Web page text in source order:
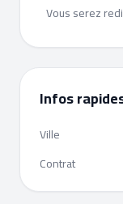
Vous serez
Infos
Ville
Contrat